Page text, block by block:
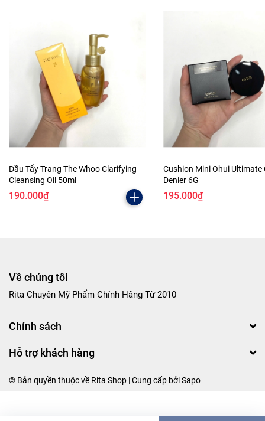
Dầu Tẩy Trang The Whoo Clarifying
Cleansing Oil 50ml
190.000₫
Cushion Mini Ohui Ultimate
Denier 6G
195.000₫
Về chúng tôi
Rita Chuyên Mỹ Phẩm Chính Hãng Từ 2010
Chính sách
Hỗ trợ khách hàng
© Bản quyền thuộc về Rita Shop | Cung cấp bởiSapo